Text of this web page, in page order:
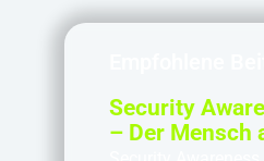
Security
– Der Mensch